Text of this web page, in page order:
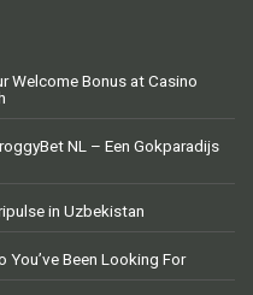
Welcome Bonus at Casino
NL – Een Gokparadijs
in Uzbekistan
You’ve Been Looking For